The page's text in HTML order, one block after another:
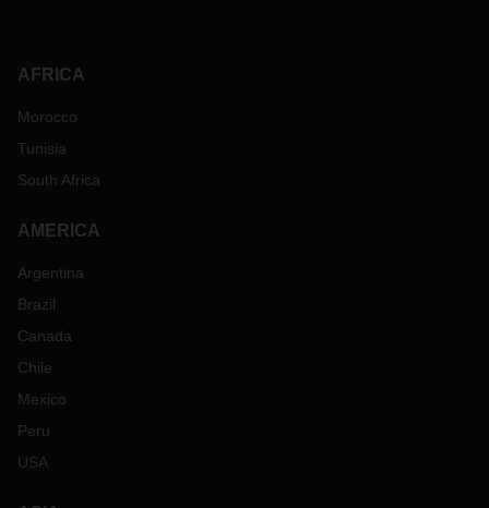
AFRICA
Morocco
Tunisia
South Africa
AMERICA
Argentina
Brazil
Canada
Chile
Mexico
Peru
USA